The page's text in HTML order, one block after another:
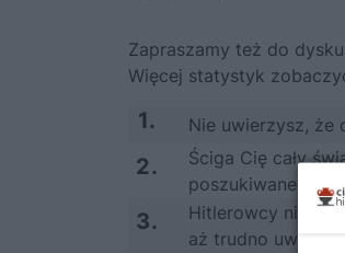
Zapraszamy też do
Więcej statystyk
1. Nie uwierzysz, że
2.
Ściga Cię cały
poszukiwanego
3.
Hitlerowcy nie
aż trudno uwierzyć